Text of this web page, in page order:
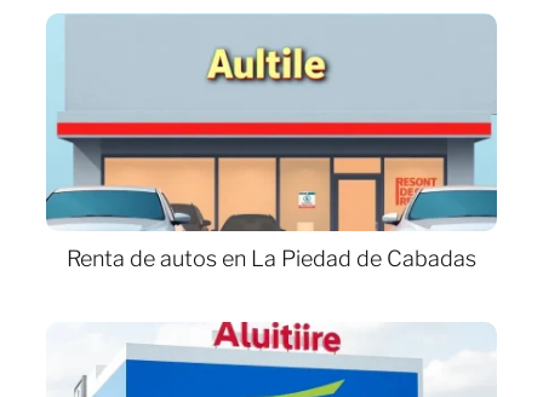
Renta de autos en La Piedad de Cabadas